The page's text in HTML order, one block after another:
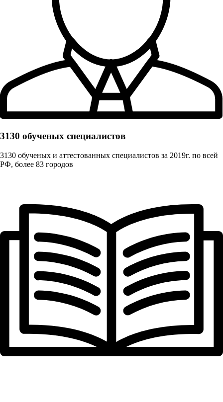
3130 обученых cпециалистов
3130 обученых и аттестованных специалистов за 2019г. по всей
РФ, более 83 городов